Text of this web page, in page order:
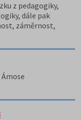
z pedagogiky,
dále pak
záměrnost,